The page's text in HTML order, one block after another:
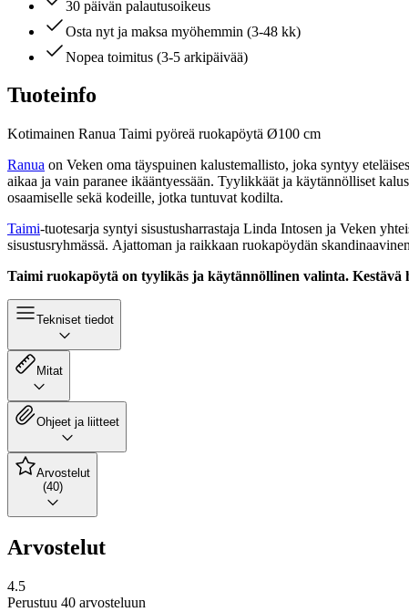
30 päivän palautusoikeus
Osta nyt ja maksa myöhemmin (3-48 kk)
Nopea toimitus (3-5 arkipäivää)
Tuoteinfo
Kotimainen Ranua Taimi pyöreä ruokapöytä Ø100 cm
Ranua on Veken oma täyspuinen kalustemallisto, joka syntyy
aikaa ja vain paranee ikääntyessään. Tyylikkäät ja käytännölliset
osaamiselle sekä kodeille, jotka tuntuvat kodilta.
Taimi-tuotesarja syntyi sisustusharrastaja Linda Intosen ja Veken
sisustusryhmässä. Ajattoman ja raikkaan ruokapöydän
Taimi ruokapöytä on tyylikäs ja käytännöllinen valinta.
Tekniset tiedot
Mitat
Ohjeet ja liitteet
Arvostelut
(40)
Arvostelut
4.5
Perustuu 40 arvosteluun